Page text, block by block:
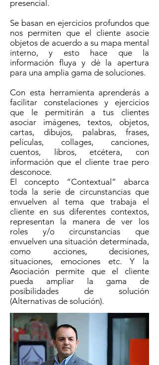
presencial.
Se basan en ejercicios profundos que
nos permiten que el cliente asocie
objetos de acuerdo a su mapa mental
interno, y esto hace que la
información fluya y dé la apertura
para una amplia gama de soluciones.
Con esta herramienta aprenderás a
facilitar constelaciones y ejercicios
que le permitirán a tus clientes
asociar imágenes, textos, objetos,
cartas, dibujos, palabras, frases,
películas, collages, canciones,
cuentos, libros, etcétera, con
información que el cliente trae pero
desconoce.
El concepto “Contextual” abarca
toda la serie de circunstancias que
envuelven al tema que trabaja el
cliente en sus diferentes contextos,
representan la manera de ver los
roles y/o circunstancias que
envuelven una situación determinada,
como acciones, decisiones,
situaciones, emociones etc. Y la
Asociación permite que el cliente
pueda ampliar la gama de
posibilidades de solución
(Alternativas de solución).